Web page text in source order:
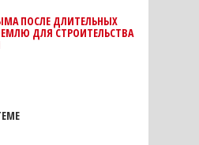
ПОСЛЕ ДЛИТЕЛЬНЫХ
ДЛЯ СТРОИТЕЛЬСТВА